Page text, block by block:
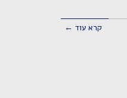
קרא עוד ←